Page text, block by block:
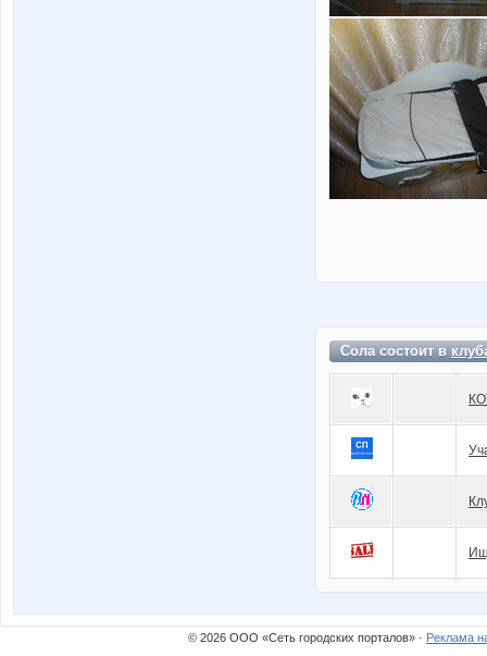
Сола состоит в
© 2026 ООО «Сеть городских порталов» · Реклама